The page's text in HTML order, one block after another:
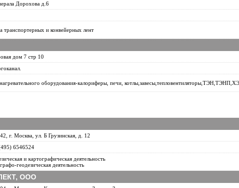
Дорохова д.6
транспортерных и конвейерных лент
дом 7 стр 10
оборудования-калориферы, печи,
г. Москва, ул. Б Грузинская, д. 12
6546524
и картографическая деятельность
геодезическая деятельность
ООО